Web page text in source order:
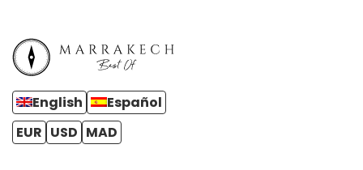
English
Español
EUR USD MAD